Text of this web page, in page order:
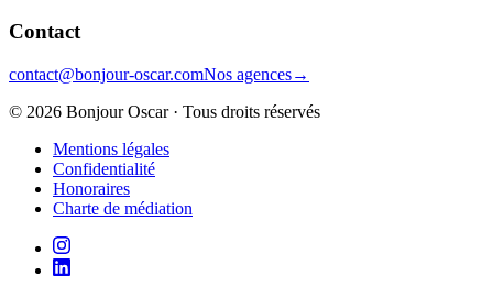
Contact
contact@bonjour-oscar.comNos agences→
© 2026 Bonjour Oscar · Tous droits réservés
Mentions légales
Confidentialité
Honoraires
Charte de médiation